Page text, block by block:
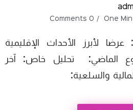
One
0 Comments
لأبرز الأحداث الإقليمية
الماضي: تحليل خاص: آخر
والسلعية: